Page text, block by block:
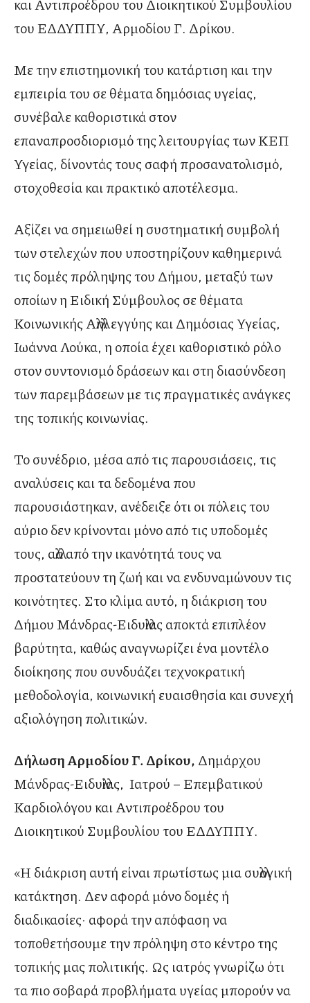
και Αντιπροέδρου του Διοικητικού Συμβουλίου
του ΕΔΔΥΠΠΥ, Αρμοδίου Γ. Δρίκου.
Με την επιστημονική του κατάρτιση και την
εμπειρία του σε θέματα δημόσιας υγείας,
συνέβαλε καθοριστικά στον
επαναπροσδιορισμό της λειτουργίας των ΚΕΠ
Υγείας, δίνοντάς τους σαφή προσανατολισμό,
στοχοθεσία και πρακτικό αποτέλεσμα.
Αξίζει να σημειωθεί η συστηματική συμβολή
των στελεχών που υποστηρίζουν καθημερινά
τις δομές πρόληψης του Δήμου, μεταξύ των
οποίων η Ειδική Σύμβουλος σε θέματα
Κοινωνικής Αλληλεγγύης και Δημόσιας Υγείας,
Ιωάννα Λούκα, η οποία έχει καθοριστικό ρόλο
στον συντονισμό δράσεων και στη διασύνδεση
των παρεμβάσεων με τις πραγματικές ανάγκες
της τοπικής κοινωνίας.
Το συνέδριο, μέσα από τις παρουσιάσεις, τις
αναλύσεις και τα δεδομένα που
παρουσιάστηκαν, ανέδειξε ότι οι πόλεις του
αύριο δεν κρίνονται μόνο από τις υποδομές
τους, αλλά από την ικανότητά τους να
προστατεύουν τη ζωή και να ενδυναμώνουν τις
κοινότητες. Στο κλίμα αυτό, η διάκριση του
Δήμου Μάνδρας-Ειδυλλίας αποκτά επιπλέον
βαρύτητα, καθώς αναγνωρίζει ένα μοντέλο
διοίκησης που συνδυάζει τεχνοκρατική
μεθοδολογία, κοινωνική ευαισθησία και συνεχή
αξιολόγηση πολιτικών.
Δήλωση Αρμοδίου Γ. Δρίκου, Δημάρχου
Μάνδρας-Ειδυλλίας, Ιατρού – Επεμβατικού
Καρδιολόγου και Αντιπροέδρου του
Διοικητικού Συμβουλίου του ΕΔΔΥΠΠΥ.
«Η διάκριση αυτή είναι πρωτίστως μια συλλογική
κατάκτηση. Δεν αφορά μόνο δομές ή
διαδικασίες· αφορά την απόφαση να
τοποθετήσουμε την πρόληψη στο κέντρο της
τοπικής μας πολιτικής. Ως ιατρός γνωρίζω ότι
τα πιο σοβαρά προβλήματα υγείας μπορούν να